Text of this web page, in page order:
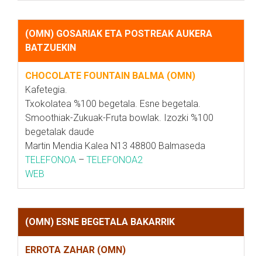
(OMN) GOSARIAK ETA POSTREAK AUKERA
BATZUEKIN
CHOCOLATE FOUNTAIN BALMA (OMN)
Kafetegia.
Txokolatea %100 begetala. Esne begetala.
Smoothiak-Zukuak-Fruta bowlak. Izozki %100
begetalak daude
Martin Mendia Kalea N13 48800 Balmaseda
TELEFONOA – TELEFONOA2
WEB
(OMN) ESNE BEGETALA BAKARRIK
ERROTA ZAHAR (OMN)